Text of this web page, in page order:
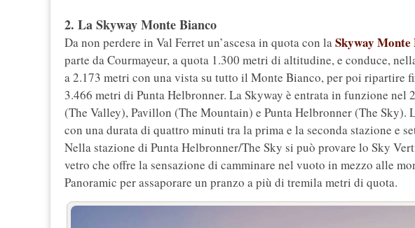
2. La Skyway Monte Bianco
Da non perdere in Val Ferret un’ascesa in quota con laSkyway Monte
parte da Courmayeur, a quota 1.300 metri di altitudine, e conduce,
a 2.173 metri con una vista su tutto il Monte Bianco, per poi ripartire
3.466 metri di Punta Helbronner. La Skyway è entrata in funzione nel
(The Valley), Pavillon (The Mountain) e Punta Helbronner (The Sky).
con una durata di quattro minuti tra la prima e la seconda stazione e
Nella stazione di Punta Helbronner/The Sky si può provare lo Sky
vetro che offre la sensazione di camminare nel vuoto in mezzo alle
Panoramic per assaporare un pranzo a più di tremila metri di quota.